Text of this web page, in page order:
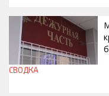
СВОДКА